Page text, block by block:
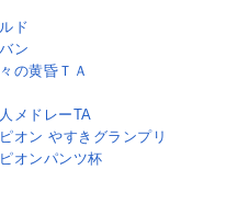
ド
ン
の黄昏ＴＡ
メドレーTA
オン やすきグランプリ
オンパンツ杯